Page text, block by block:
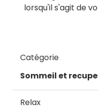
lorsqu'il s'agit de
Catégorie
Sommeil et
Relax